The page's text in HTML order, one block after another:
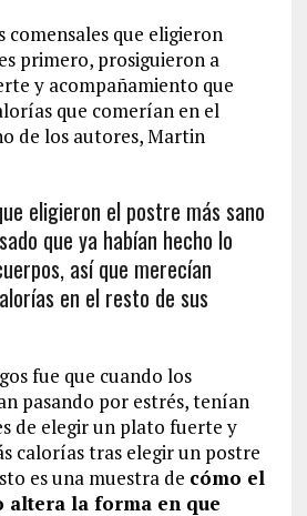
comensales que eligieron
primero, prosiguieron a
y acompañamiento que
que comerían en el
de los autores, Martin
eligieron el postre más sano
que ya habían hecho lo
así que merecían
en el resto de sus
fue que cuando los
pasando por estrés, tenían
de elegir un plato fuerte y
calorías tras elegir un postre
es una muestra de cómo el
altera la forma en que